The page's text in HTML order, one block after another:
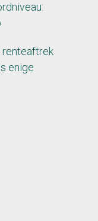
renteaftrek
enige